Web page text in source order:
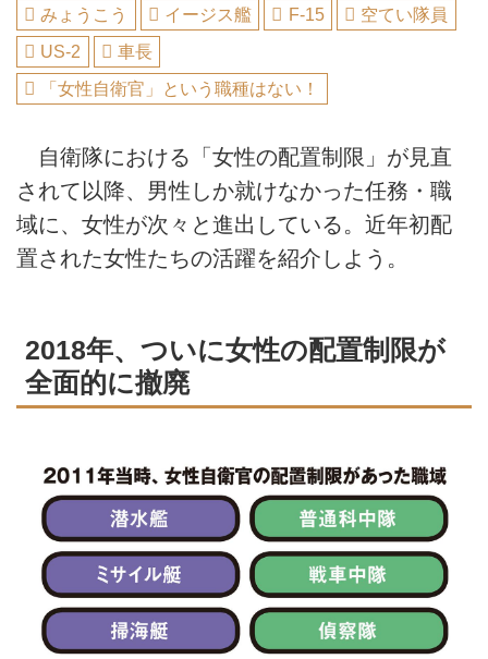
みょうこう
イージス艦 F-15
空てい隊員
US-2
車長
「女性自衛官」という職種はない！
自衛隊における「女性の配置制限」が見直
されて以降、男性しか就けなかった任務・職
域に、女性が次々と進出している。近年初配
置された女性たちの活躍を紹介しよう。
2018年、ついに女性の配置制限が
全面的に撤廃